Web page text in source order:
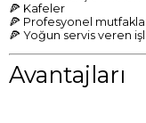
🍕 Kafeler
🍕 Profesyonel
🍕 Yoğun servis veren
Avantajları